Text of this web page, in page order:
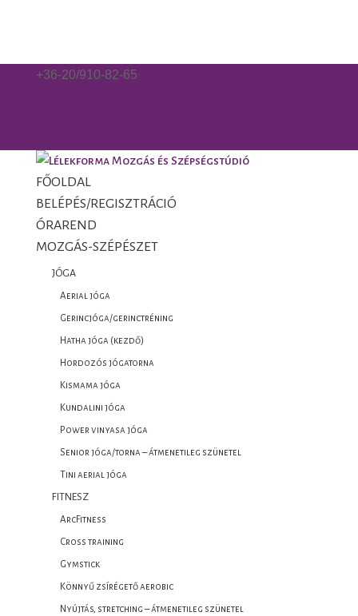
+36-20/910-82-65
FŐOLDAL
BELÉPÉS/REGISZTRÁCIÓ
ÓRAREND
MOZGÁS-SZÉPÉSZET
JÓGA
Aerial jóga
Gerincjóga/gerinctréning
Hatha jóga (kezdő)
Hordozós jógatorna
Kismama jóga
Kundalini jóga
Power vinyasa jóga
Senior jóga/torna – átmenetileg szünetel
Tini aerial jóga
FITNESZ
ArcFitness
Cross training
Gymstick
Könnyű zsírégető aerobic
Nyújtás, stretching – átmenetileg szünetel